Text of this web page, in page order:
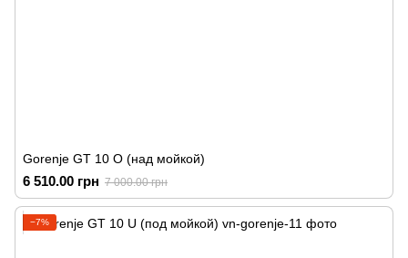
Gorenje GT 10 O (над мойкой)
6 510.00 грн 7 000.00 грн
−7%